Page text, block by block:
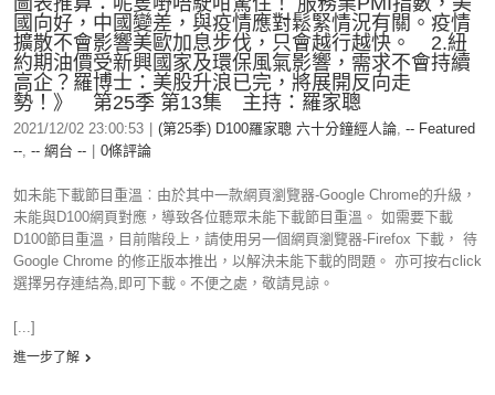
國向好，中國變差，與疫情應對鬆緊情況有關。疫情
擴散不會影響美歐加息步伐，只會越行越快。 2.紐
約期油價受新興國家及環保風氣影響，需求不會持續
高企？羅博士：美股升浪已完，將展開反向走
勢！》 第25季 第13集 主持：羅家聰
2021/12/02 23:00:53 (第25季) D100羅家聰 六十分鐘經人論, -- Featured
--, -- 網台 -- 0條評論
如未能下載節目重溫︰由於其中一款網頁瀏覽器-Google Chrome的升級，
未能與D100網頁對應，導致各位聽眾未能下載節目重溫。 如需要下載
D100節目重溫，目前階段上，請使用另一個網頁瀏覽器-Firefox 下載， 待
Google Chrome 的修正版本推出，以解決未能下載的問題。 亦可按右click
選擇另存連結為,即可下載。不便之處，敬請見諒。
[...]
進一步了解